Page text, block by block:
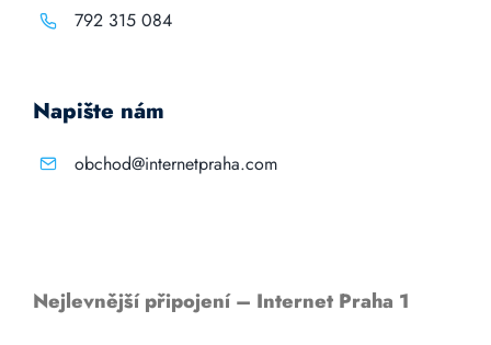
792 315 084
Napište nám
obchod@internetpraha.com
Nejlevnější připojení – Internet Praha 1